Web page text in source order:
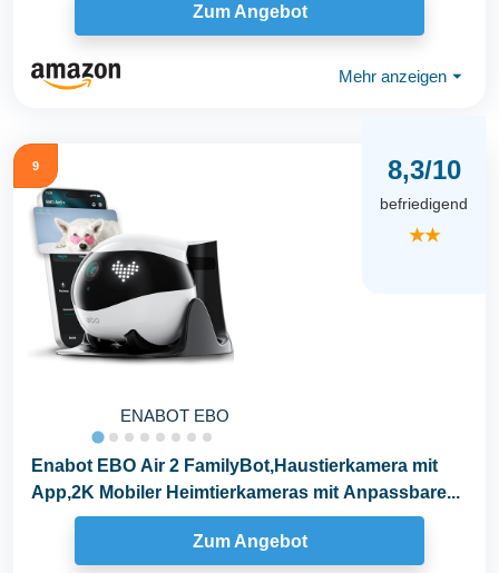
Zum Angebot
Mehr anzeigen ⏷
9
ENABOT EBO
8,3/10
befriedigend
★★
Enabot EBO Air 2 FamilyBot,Haustierkamera mit
App,2K Mobiler Heimtierkameras mit Anpassbare...
Zum Angebot